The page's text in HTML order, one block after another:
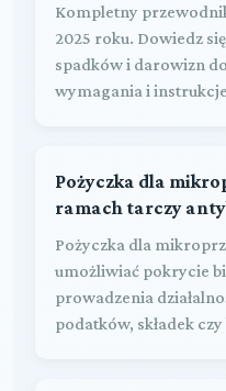
Kompletny
2025 roku. Dowiedz
spadków i darowizn
wymagania i
Pożyczka dla
ramach tarczy
Pożyczka dla
umożliwiać pokrycie
prowadzenia
podatków, składek